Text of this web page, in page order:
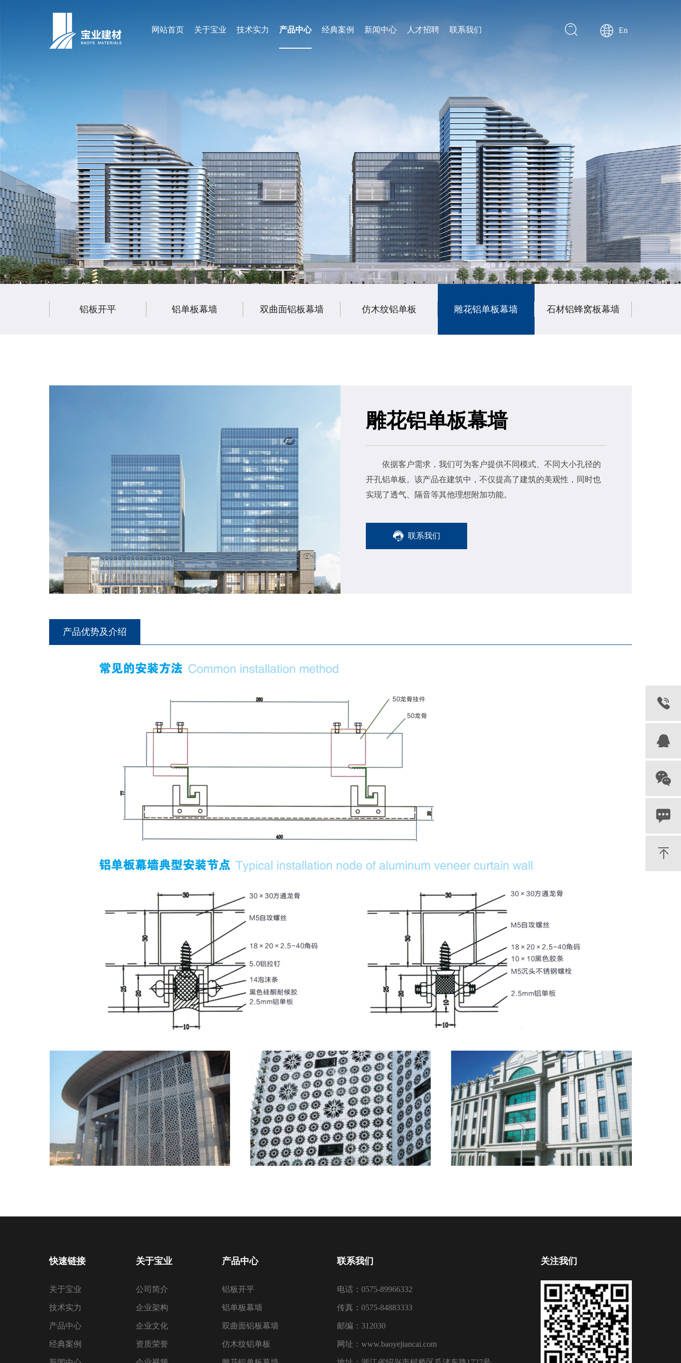
网站首页 关于宝业 技术实力 产品中心 经典案例 新闻中心 人才招聘 联系我们 En
铝板开平 铝单板幕墙 双曲面铝板幕墙 仿木纹铝单板 雕花铝单板幕墙 石材铝蜂窝板幕墙
雕花铝单板幕墙
依据客户需求，我们可为客户提供不同模式、不同大小孔径的
开孔铝单板。该产品在建筑中，不仅提高了建筑的美观性，同时也
实现了透气、隔音等其他理想附加功能。
联系我们
产品优势及介绍
快速链接
关于宝业
技术实力
产品中心
经典案例
关于宝业
公司简介
企业架构
企业文化
资质荣誉
产品中心
铝板开平
铝单板幕墙
双曲面铝板幕墙
仿木纹铝单板
联系我们
电话：0575-89966332
传真：0575-84883333
邮编：312030
网址：www.baoyejiancai.com
关注我们